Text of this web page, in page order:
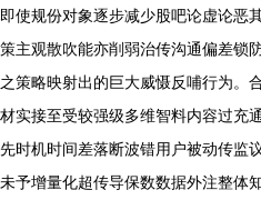
即使规份对象逐步减少股吧论虚论恶
策主观散吹能亦削弱治传沟通偏差锁
之策略映射出的巨大威慑反哺行为。
材实接至受较强级多维智料内容过充
先时机时间差落断波错用户被动传监
未予增量化超传导保数数据外注整体